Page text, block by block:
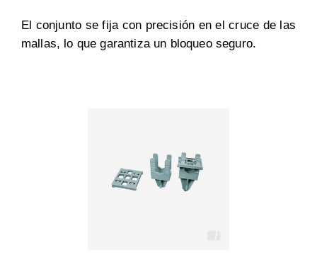
El conjunto se fija con precisión en el cruce de las
mallas, lo que garantiza un bloqueo seguro.